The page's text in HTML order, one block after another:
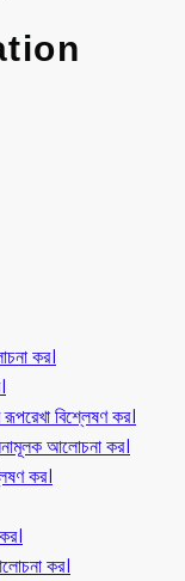
কর।
রূপরেখা বিশ্লেষণ কর।
আলোচনা কর।
কর।
কর।